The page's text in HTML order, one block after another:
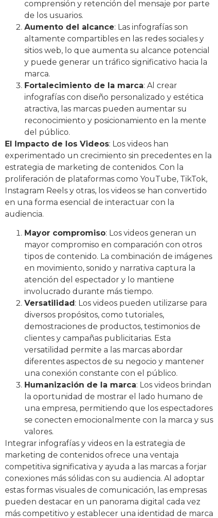
comprensión y retención del mensaje por parte
de los usuarios.
Aumento del alcance: Las infografías son
altamente compartibles en las redes sociales y
sitios web, lo que aumenta su alcance potencial
y puede generar un tráfico significativo hacia la
marca.
Fortalecimiento de la marca: Al crear
infografías con diseño personalizado y estética
atractiva, las marcas pueden aumentar su
reconocimiento y posicionamiento en la mente
del público.
El Impacto de los Videos: Los videos han
experimentado un crecimiento sin precedentes en la
estrategia de marketing de contenidos. Con la
proliferación de plataformas como YouTube, TikTok,
Instagram Reels y otras, los videos se han convertido
en una forma esencial de interactuar con la
audiencia.
Mayor compromiso: Los videos generan un
mayor compromiso en comparación con otros
tipos de contenido. La combinación de imágenes
en movimiento, sonido y narrativa captura la
atención del espectador y lo mantiene
involucrado durante más tiempo.
Versatilidad: Los videos pueden utilizarse para
diversos propósitos, como tutoriales,
demostraciones de productos, testimonios de
clientes y campañas publicitarias. Esta
versatilidad permite a las marcas abordar
diferentes aspectos de su negocio y mantener
una conexión constante con el público.
Humanización de la marca: Los videos brindan
la oportunidad de mostrar el lado humano de
una empresa, permitiendo que los espectadores
se conecten emocionalmente con la marca y sus
valores.
Integrar infografías y videos en la estrategia de
marketing de contenidos ofrece una ventaja
competitiva significativa y ayuda a las marcas a forjar
conexiones más sólidas con su audiencia. Al adoptar
estas formas visuales de comunicación, las empresas
pueden destacar en un panorama digital cada vez
más competitivo y establecer una identidad de marca